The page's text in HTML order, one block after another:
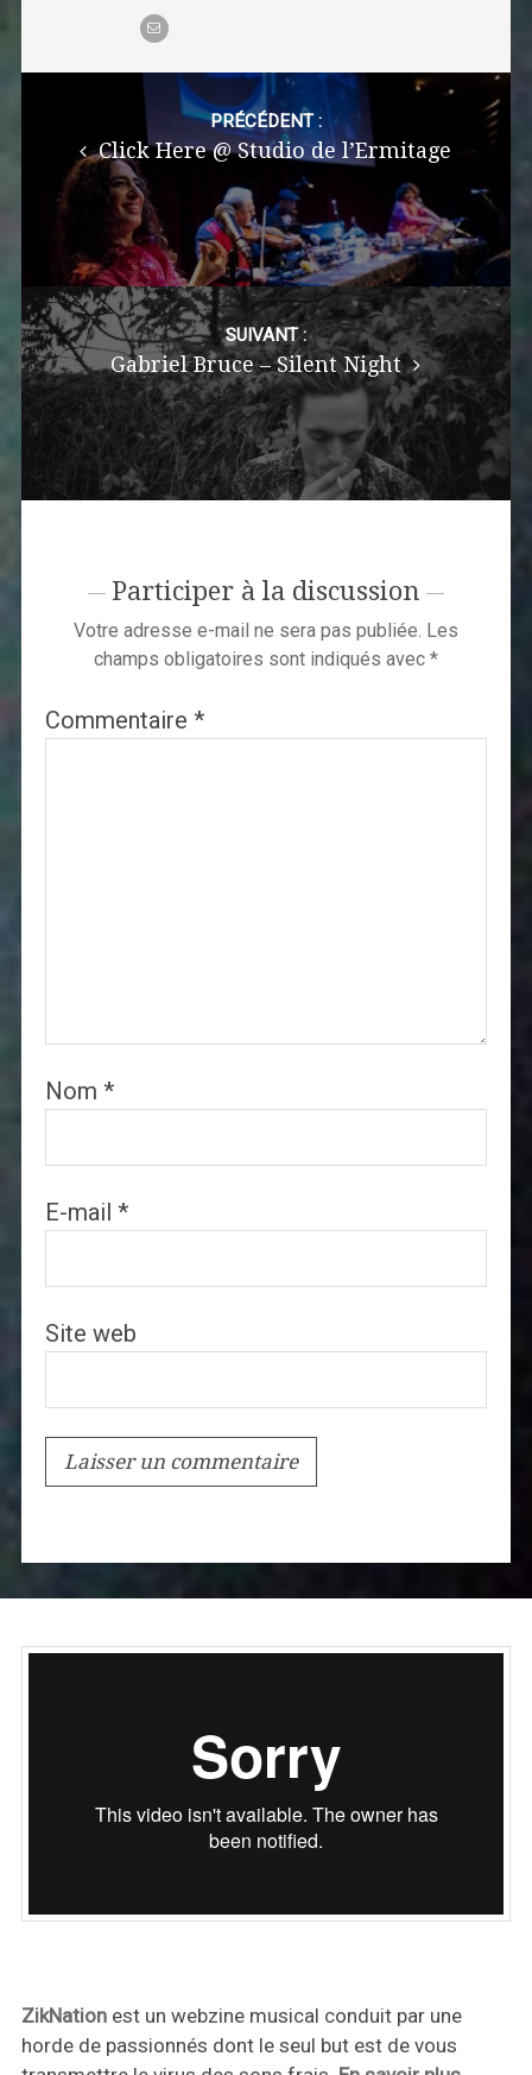
PRÉCÉDENT :
Click Here @ Studio de l’Ermitage
SUIVANT :
Gabriel Bruce – Silent Night
Participer à la discussion
Votre adresse e-mail ne sera pas publiée. Les
champs obligatoires sont indiqués avec *
Commentaire *
Nom *
E-mail *
Site web
ZikNationest un webzine musical conduit par une
horde de passionnés dont le seul but est de vous